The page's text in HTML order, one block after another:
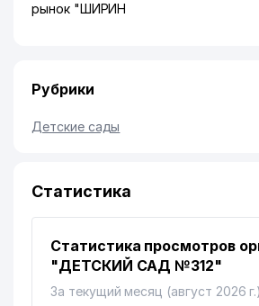
рынок "ШИРИН
Рубрики
Детские сады
Статистика
Статистика просмотров
"ДЕТСКИЙ САД №312"
За текущий месяц (август 2026